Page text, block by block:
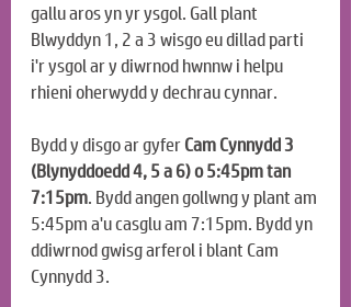
gallu aros yn yr ysgol. Gall plant
Blwyddyn 1, 2 a 3 wisgo eu dillad parti
i'r ysgol ar y diwrnod hwnnw i helpu
rhieni oherwydd y dechrau cynnar.
Bydd y disgo ar gyfer Cam Cynnydd 3
(Blynyddoedd 4, 5 a 6) o 5:45pm tan
7:15pm. Bydd angen gollwng y plant am
5:45pm a'u casglu am 7:15pm. Bydd yn
ddiwrnod gwisg arferol i blant Cam
Cynnydd 3.